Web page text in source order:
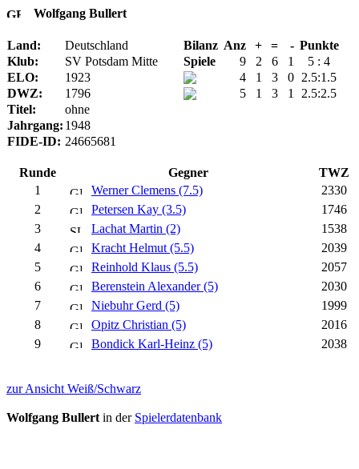
Wolfgang Bullert
Land: Deutschland Bilanz Anz + = - Punkte
Klub:
SV Potsdam Mitte Spiele 9 2 6 1
5 : 4
ELO:
1923 4 1 3 0 2.5:1.5
DWZ:
1796 5 1 3 1
2.5:2.5
Titel:
ohne
Jahrgang: 1948
FIDE-ID: 24665681
Runde Gegner
TWZ
1
Werner Clemens (7.5)
2330
2
Petersen Kay (3.5)
1746
3
Lachat Martin (2)
1538
4
Kracht Helmut (5.5)
2039
5
Reinhold Klaus (5.5)
2057
6
Berenstein Alexander (5)
2030
7
Niebuhr Gerd (5)
1999
8
Opitz Christian (5)
2016
9
Bondick Karl-Heinz (5) 2038
zur Ansicht Weiß/Schwarz
Wolfgang Bullert in der Spielerdatenbank